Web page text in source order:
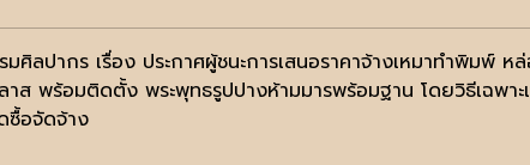
มศิลปากร เรื่อง ประกาศผู้ชนะการเสนอราคาจ้างเหมาทำพิมพ์
าส พร้อมติดตั้ง พระพุทธรูปปางห้ามมารพร้อมฐาน โดยวิธีเฉพาะเ
ซื้อจัดจ้าง